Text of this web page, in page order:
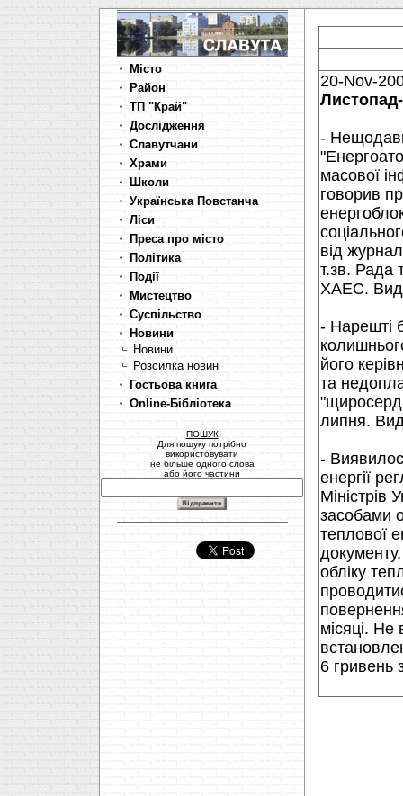
Місто
Район
ТП "Край"
Дослідження
Славутчани
Храми
Школи
Українська Повстанча
Ліси
Преса про місто
Політика
Події
Мистецтво
Суспільство
Новини
Новини
Розсилка новин
Гостьова книга
Online-Бібліотека
ПОШУК
Для пошуку потрібно
використовувати
не більше одного слова
або його частини
20-Nov-
-
масової
говорив
від
т.зв. Рада
ХАЕС.
- Нарешті
його
та
липня.
-
енергії
засобами
теплової
обліку
місяці. Не
6 гривень